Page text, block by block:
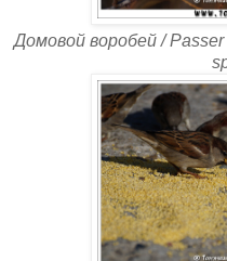
Домовой воробей /